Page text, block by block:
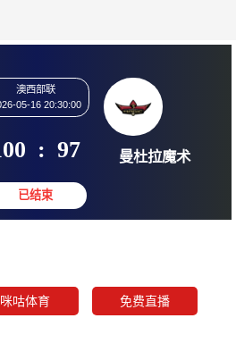
澳西部联
2026-05-16 20:30:00
100 : 97
咪咕体育 免费直播